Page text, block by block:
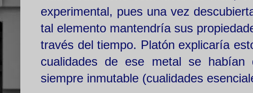
experimental, pues una vez
tal elemento mantendría sus
través del tiempo. Platón explicaría
cualidades de ese metal se habían
siempre inmutable (cualidades